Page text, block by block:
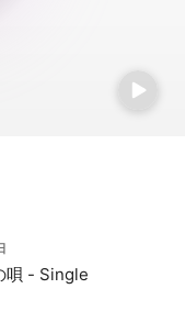
唄 - Single